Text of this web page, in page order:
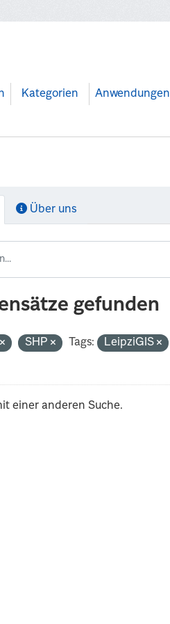
Kategorien Anwendungen
Über uns
gefunden
SHP Tags: LeipziGIS
einer anderen Suche.